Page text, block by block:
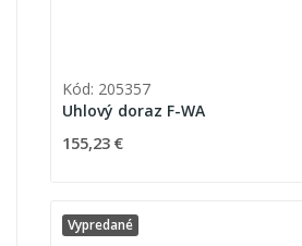
Kód: 205357
Uhlový doraz F-WA
155,23 €
Vypredané